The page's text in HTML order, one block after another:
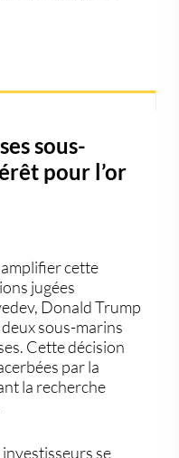
sous-
pour l’or
cette
jugées
Donald Trump
sous-marins
Cette décision
par la
la recherche
se